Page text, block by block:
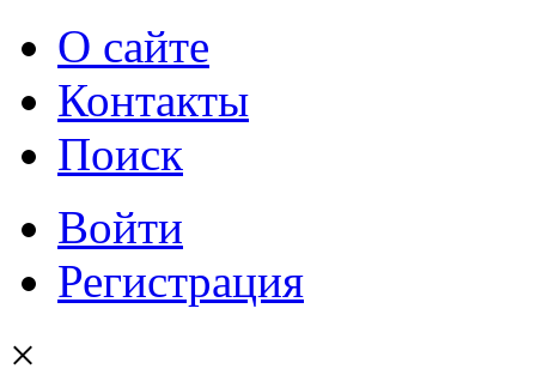
О сайте
Контакты
Поиск
Войти
Регистрация
×